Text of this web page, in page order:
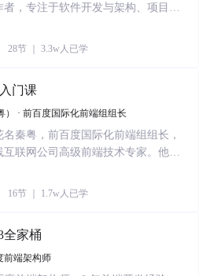
者，专注于软件开发与架构、项目管
、豌豆荚首席架构师等职。著有《Del
架构思想：基本模型、理论与原则》
28节 ｜ 3.3w人已学
入门课
） · 前百度国际化前端组组长
秦粤，前百度国际化前端组组长，
互联网公司高级前端技术专家。他目
微服务、Serverless 以及中台项目中
16节 ｜ 1.7w人已学
全家桶
前端架构师